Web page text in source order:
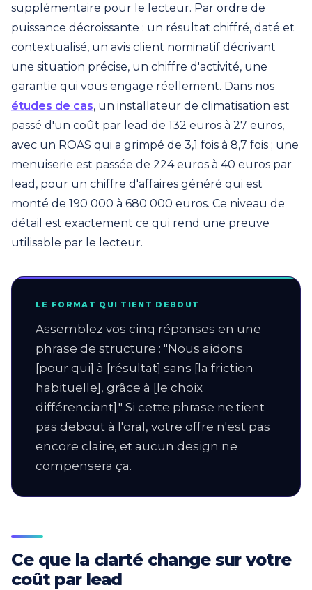
supplémentaire pour le lecteur. Par ordre de
puissance décroissante : un résultat chiffré, daté et
contextualisé, un avis client nominatif décrivant
une situation précise, un chiffre d'activité, une
garantie qui vous engage réellement. Dans nos
études de cas, un installateur de climatisation est
passé d'un coût par lead de 132 euros à 27 euros,
avec un ROAS qui a grimpé de 3,1 fois à 8,7 fois ; une
menuiserie est passée de 224 euros à 40 euros par
lead, pour un chiffre d'affaires généré qui est
monté de 190 000 à 680 000 euros. Ce niveau de
détail est exactement ce qui rend une preuve
utilisable par le lecteur.
LE FORMAT QUI TIENT DEBOUT
Assemblez vos cinq réponses en une
phrase de structure : "Nous aidons
[pour qui] à [résultat] sans [la friction
habituelle], grâce à [le choix
différenciant]." Si cette phrase ne tient
pas debout à l'oral, votre offre n'est pas
encore claire, et aucun design ne
compensera ça.
Ce que la clarté change sur votre
coût par lead